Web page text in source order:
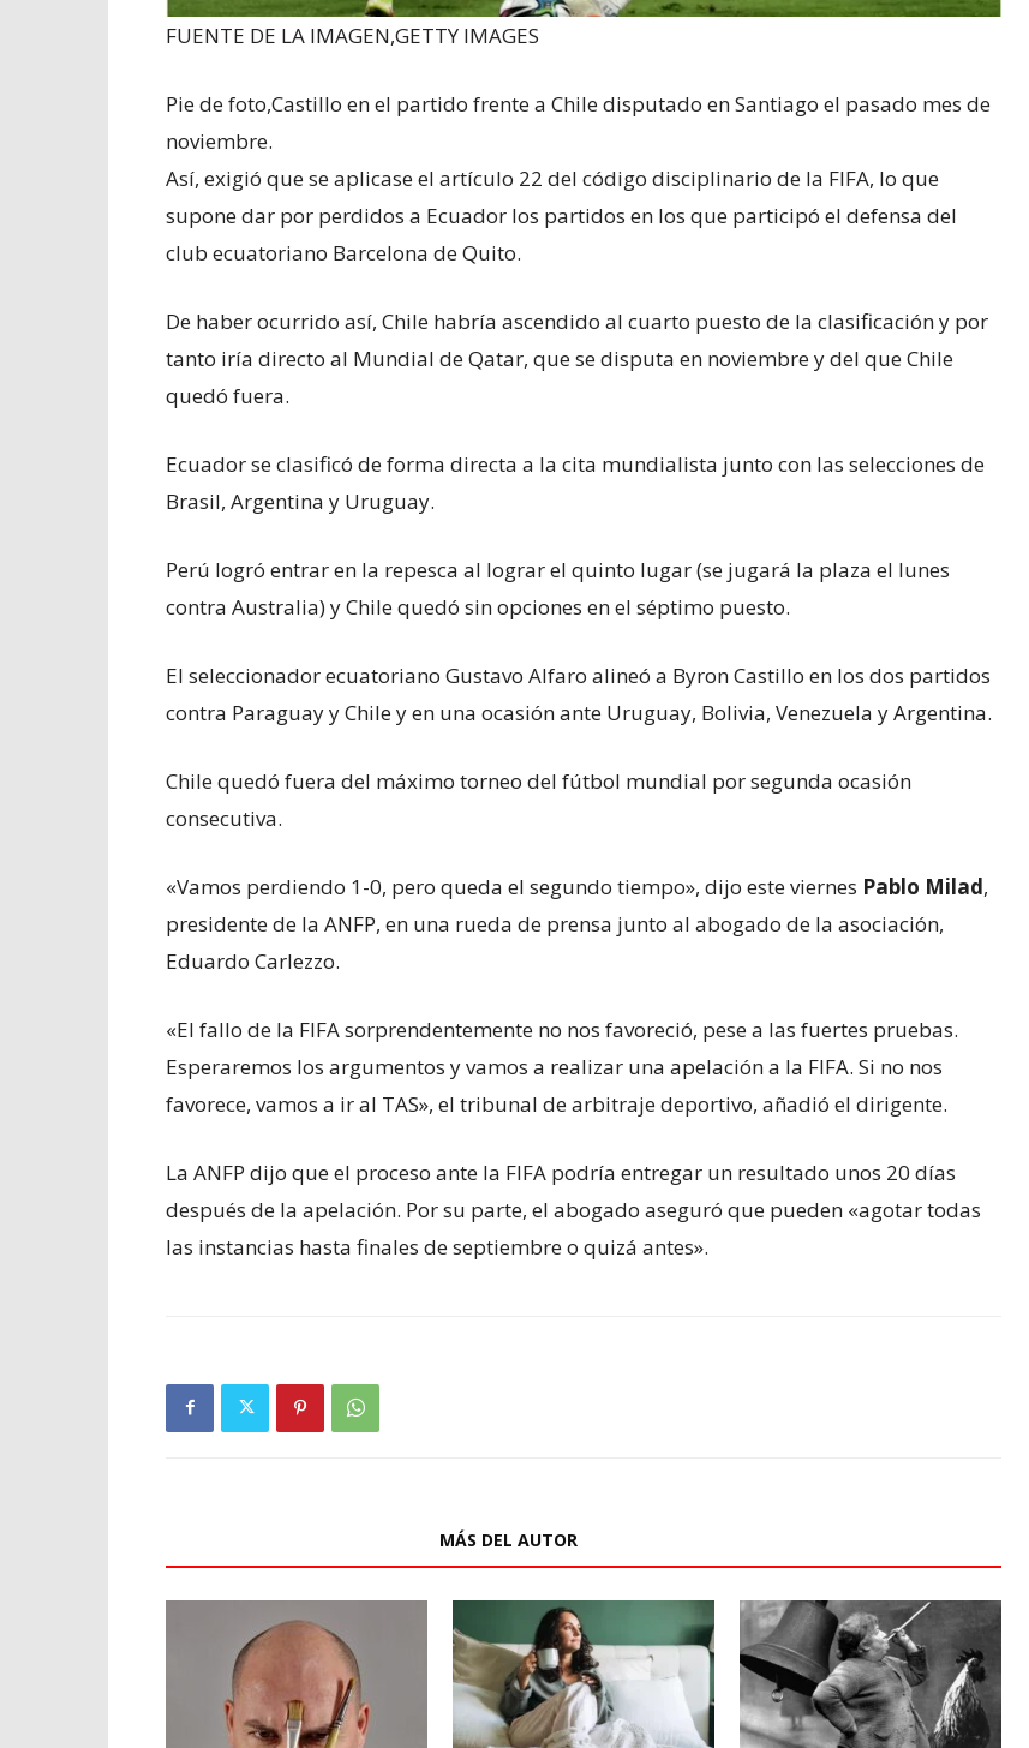
FUENTE DE LA IMAGEN,GETTY IMAGES
Pie de foto,Castillo en el partido frente a Chile disputado en Santiago el pasado mes de
noviembre.
Así, exigió que se aplicase el artículo 22 del código disciplinario de la FIFA, lo que
supone dar por perdidos a Ecuador los partidos en los que participó el defensa del
club ecuatoriano Barcelona de Quito.
De haber ocurrido así, Chile habría ascendido al cuarto puesto de la clasificación y por
tanto iría directo al Mundial de Qatar, que se disputa en noviembre y del que Chile
quedó fuera.
Ecuador se clasificó de forma directa a la cita mundialista junto con las selecciones de
Brasil, Argentina y Uruguay.
Perú logró entrar en la repesca al lograr el quinto lugar (se jugará la plaza el lunes
contra Australia) y Chile quedó sin opciones en el séptimo puesto.
El seleccionador ecuatoriano Gustavo Alfaro alineó a Byron Castillo en los dos partidos
contra Paraguay y Chile y en una ocasión ante Uruguay, Bolivia, Venezuela y Argentina.
Chile quedó fuera del máximo torneo del fútbol mundial por segunda ocasión
consecutiva.
«Vamos perdiendo 1-0, pero queda el segundo tiempo», dijo este viernes Pablo Milad,
presidente de la ANFP, en una rueda de prensa junto al abogado de la asociación,
Eduardo Carlezzo.
«El fallo de la FIFA sorprendentemente no nos favoreció, pese a las fuertes pruebas.
Esperaremos los argumentos y vamos a realizar una apelación a la FIFA. Si no nos
favorece, vamos a ir al TAS», el tribunal de arbitraje deportivo, añadió el dirigente.
La ANFP dijo que el proceso ante la FIFA podría entregar un resultado unos 20 días
después de la apelación. Por su parte, el abogado aseguró que pueden «agotar todas
las instancias hasta finales de septiembre o quizá antes».
MÁS DEL AUTOR